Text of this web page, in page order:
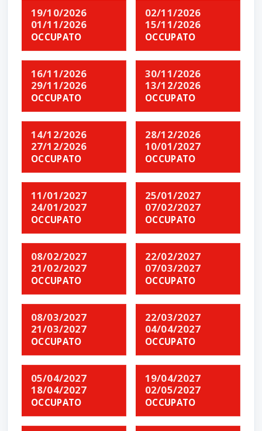
19/10/2026
01/11/2026
OCCUPATO
02/11/2026
15/11/2026
OCCUPATO
16/11/2026
29/11/2026
OCCUPATO
30/11/2026
13/12/2026
OCCUPATO
14/12/2026
27/12/2026
OCCUPATO
28/12/2026
10/01/2027
OCCUPATO
11/01/2027
24/01/2027
OCCUPATO
25/01/2027
07/02/2027
OCCUPATO
08/02/2027
21/02/2027
OCCUPATO
22/02/2027
07/03/2027
OCCUPATO
08/03/2027
21/03/2027
OCCUPATO
22/03/2027
04/04/2027
OCCUPATO
05/04/2027
18/04/2027
OCCUPATO
19/04/2027
02/05/2027
OCCUPATO